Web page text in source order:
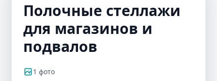
Полочные стеллажи
для магазинов и
подвалов
1 фото